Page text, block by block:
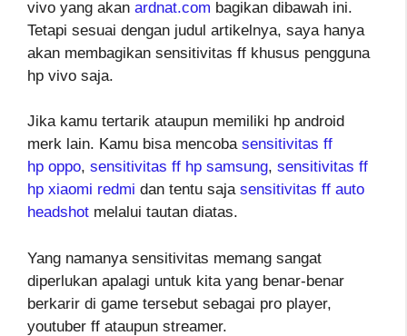
vivo yang akan ardnat.com bagikan dibawah ini.
Tetapi sesuai dengan judul artikelnya, saya hanya
akan membagikan sensitivitas ff khusus pengguna
hp vivo saja.
Jika kamu tertarik ataupun memiliki hp android
merk lain. Kamu bisa mencoba sensitivitas ff
hp oppo, sensitivitas ff hp samsung, sensitivitas ff
hp xiaomi redmi dan tentu saja sensitivitas ff auto
headshot melalui tautan diatas.
Yang namanya sensitivitas memang sangat
diperlukan apalagi untuk kita yang benar-benar
berkarir di game tersebut sebagai pro player,
youtuber ff ataupun streamer.